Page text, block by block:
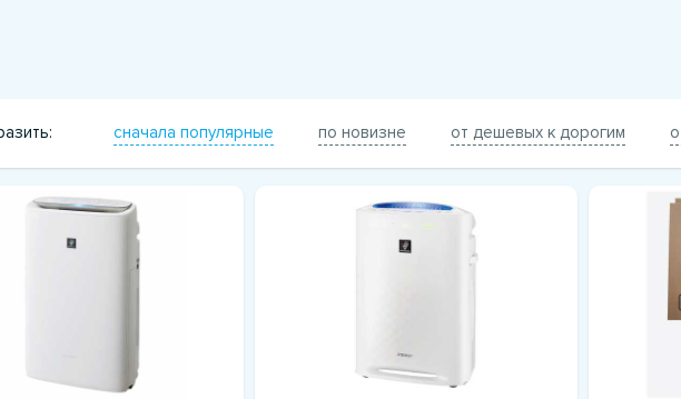
сначала популярные по новизне от дешевых к дорогим